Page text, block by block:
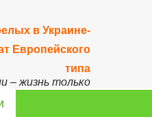
в Украине-
Европейского
типа
– жизнь только